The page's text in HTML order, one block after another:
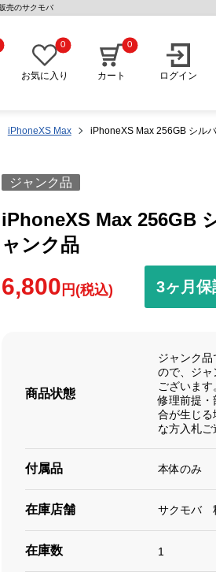
売のサクモバ
お気に入り
0
カート
0
ログイン
iPhoneXS Max iPhoneXS Max 256GB シル
ジャンク品
iPhoneXS Max 256GB
ャンク品
6,800 円(税込) 3ヶ月保
商品状態
ジャンク
ので、ジャ
ございます
修理前提・
合が生じる
な方入札ご
付属品 本体のみ
在庫店舗 サクモバ
在庫数 1